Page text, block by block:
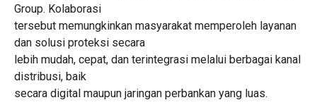
Group. Kolaborasi
tersebut memungkinkan masyarakat memperoleh layanan
dan solusi proteksi secara
lebih mudah, cepat, dan terintegrasi melalui berbagai kanal
distribusi, baik
secara digital maupun jaringan perbankan yang luas.